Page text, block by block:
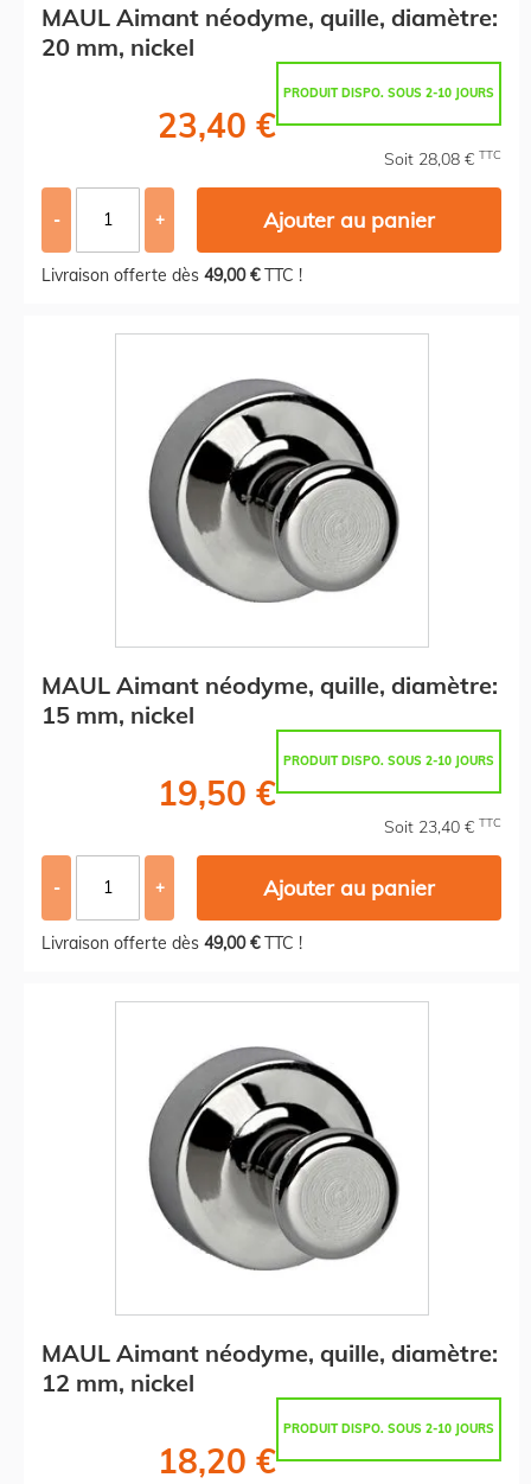
MAUL Aimant néodyme, quille, diamètre:
20 mm, nickel
PRODUIT DISPO. SOUS 2-10 JOURS
23,40 €
Soit 28,08 € TTC
- + Ajouter au panier
Livraison offerte dès 49,00 €TTC !
MAUL Aimant néodyme, quille, diamètre:
15 mm, nickel
PRODUIT DISPO. SOUS 2-10 JOURS
19,50 €
Soit 23,40 € TTC
- + Ajouter au panier
Livraison offerte dès 49,00 €TTC !
MAUL Aimant néodyme, quille, diamètre:
12 mm, nickel
PRODUIT DISPO. SOUS 2-10 JOURS
18,20 €